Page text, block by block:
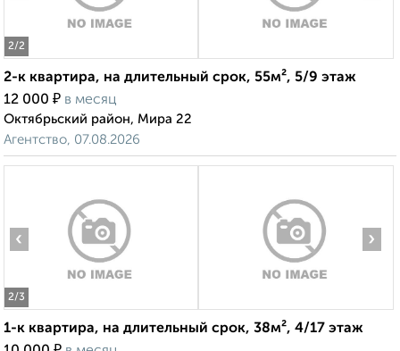
2/2
2-к квартира, на длительный срок, 55м², 5/9 этаж
12 000 ₽ в месяц
Октябрьский район, Мира 22
Агентство, 07.08.2026
2/3
‹ ›
1-к квартира, на длительный срок, 38м², 4/17 этаж